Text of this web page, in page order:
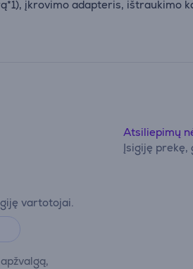
įkrovimo adapteris, ištraukimo
vartotojai.
Atsiliepimų
Įsigiję